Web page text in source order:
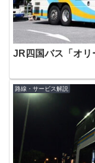
JR四国バス「オ
路線・サービス解説